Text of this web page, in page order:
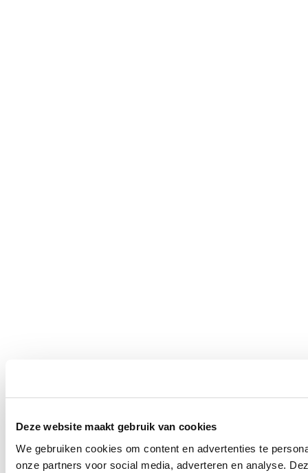
Deze website maakt gebruik van cookies
We gebruiken cookies om content en advertenties te
onze partners voor social media, adverteren en analyse.